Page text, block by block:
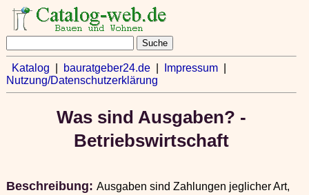
Katalog bauratgeber24.de| Impressum|
Nutzung/Datenschutzerklärung
Was sind Ausgaben? -
Betriebswirtschaft
Beschreibung: Ausgaben sind Zahlungen jeglicher Art,